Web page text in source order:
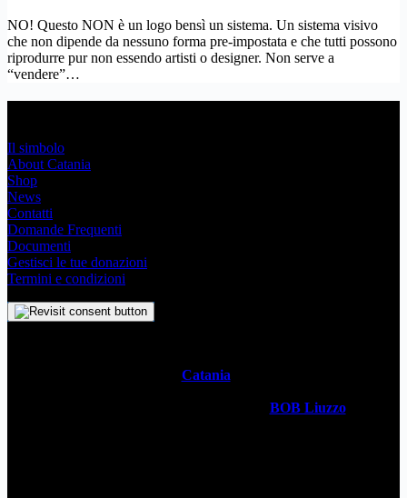
NO! Questo NON è un logo bensì un sistema. Un sistema visivo
che non dipende da nessuno forma pre-impostata e che tutti possono
riprodurre pur non essendo artisti o designer. Non serve a
“vendere”…
Il simbolo
About Catania
Shop
News
Contatti
Domande Frequenti
Documenti
Gestisci le tue donazioni
Termini e condizioni
Catania
BOB Liuzzo, questo